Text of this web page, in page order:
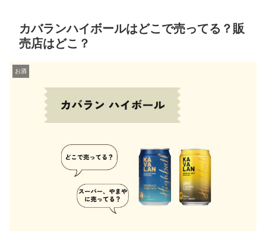
カバランハイボールはどこで売ってる？販
売店はどこ？
お酒